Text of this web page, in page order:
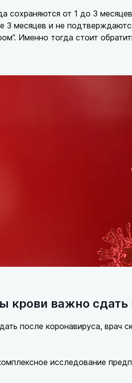
сохраняются от 1 до 3
3 месяцев и не
Именно тогда стоит
крови важно сдать
после коронавируса, врач
исследование